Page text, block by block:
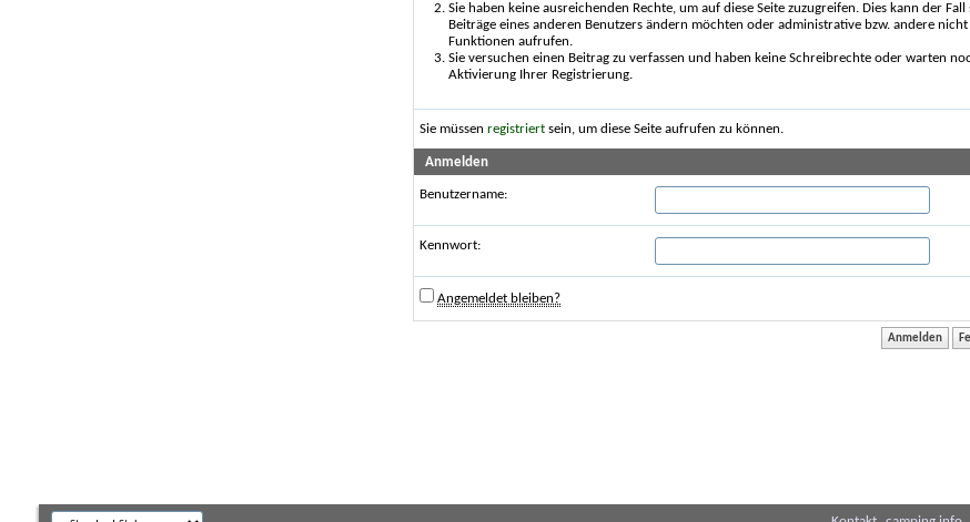
Sie haben keine ausreichenden Rechte, um auf diese Seite zuzugreifen. Dies kann der Fall
Beiträge eines anderen Benutzers ändern möchten oder administrative bzw. andere
Funktionen aufrufen.
Sie versuchen einen Beitrag zu verfassen und haben keine Schreibrechte oder warten
Aktivierung Ihrer Registrierung.
Sie müssen registriert sein, um diese Seite aufrufen zu können.
Anmelden
Benutzername:
Kennwort:
Angemeldet bleiben?